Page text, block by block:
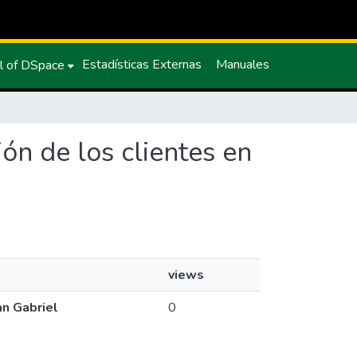
of DSpace Estadísticas Externas Manuales
de los clientes en
views
Gabriel
0